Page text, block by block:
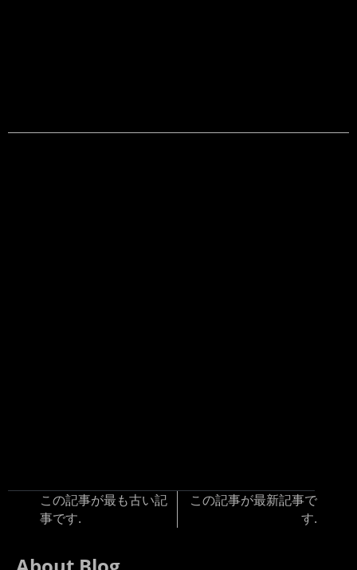
この記事が最も古い記
事です.
この記事が最新記事で
す.